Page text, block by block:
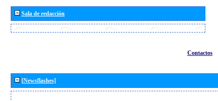
Sala de redacción
Contactos
[Newsflashes]